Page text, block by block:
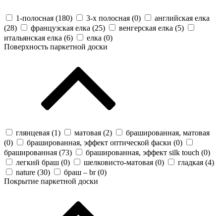
1-полосная (180) 3-х полосная (0)
английская елка
(28) французская елка (25) венгерская елка (5)
итальянская елка (6) елка (0)
Поверхность паркетной доски
глянцевая (1) матовая (2)
брашированная, матовая
(0) брашированная, эффект оптической фаски (0)
брашированная (73) брашированная, эффект silk touch (0)
легкий браш (0) шелковисто-матовая (0) гладкая (4)
nature (30) браш – br (0)
Покрытие паркетной доски